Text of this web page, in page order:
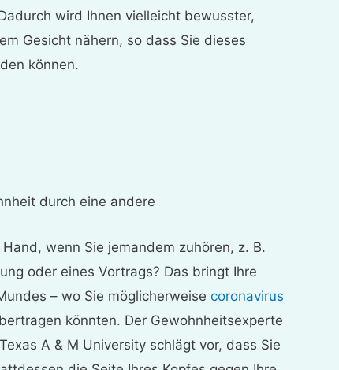
wird Ihnen vielleicht bewusster,
Gesicht nähern, so dass Sie dieses
können.
durch eine andere
wenn Sie jemandem zuhören, z. B.
oder eines Vortrags? Das bringt Ihre
– wo Sie möglicherweisecoronavirus
könnten. Der Gewohnheitsexperte
A & M University schlägt vor, dass Sie